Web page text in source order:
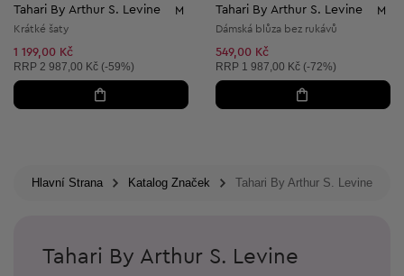
Tahari By Arthur S. Levine M
Krátké šaty
1 199,00 Kč
Doporučená cena:
RRP 2 987,00 Kč (-59%)
Tahari By Arthur S. Levine M
Dámská blůza bez rukávů
549,00 Kč
Doporučená cena:
RRP 1 987,00 Kč (-72%)
Hlavní Strana Katalog Značek Tahari By Arthur S. Levine
Tahari By Arthur S. Levine